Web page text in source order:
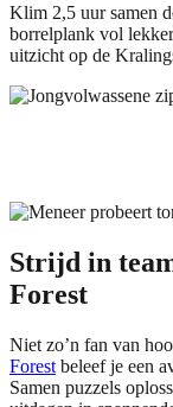
Klim 2,5 uur samen
borrelplank vol
uitzicht op de
Strijd in
Forest
Niet zo’n fan van
Forest beleef je een
Samen puzzels